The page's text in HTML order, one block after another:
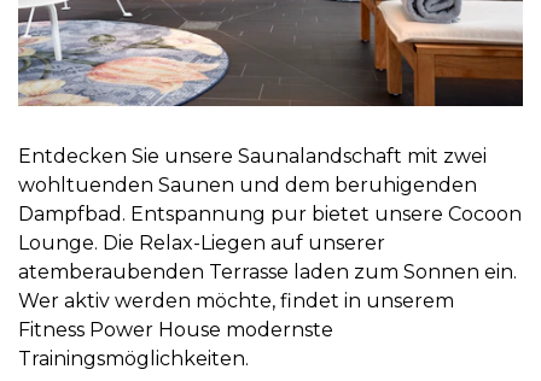
Entdecken Sie unsere Saunalandschaft mit zwei
wohltuenden Saunen und dem beruhigenden
Dampfbad. Entspannung pur bietet unsere Cocoon
Lounge. Die Relax-Liegen auf unserer
atemberaubenden Terrasse laden zum Sonnen ein.
Wer aktiv werden möchte, findet in unserem
Fitness Power House modernste
Trainingsmöglichkeiten.